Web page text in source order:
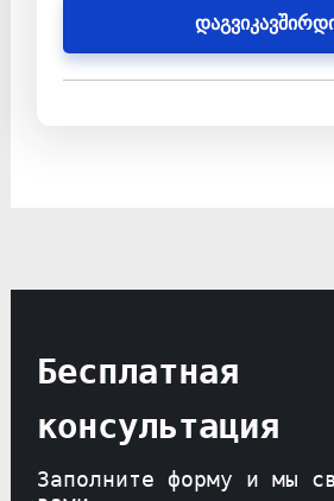
Бесплатная
консультация
Заполните форму и мы